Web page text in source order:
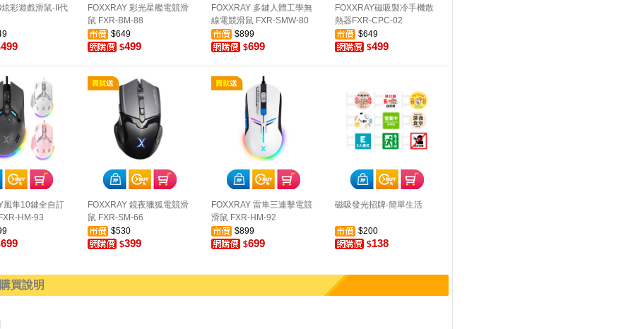
彩遊戲滑鼠-II代
499
FOXXRAY 彩光星艦電競滑
鼠 FXR-BM-88
$649
$499
FOXXRAY 多鍵人體工學無
線電競滑鼠 FXR-SMW-80
$899
$699
FOXXRAY磁吸製冷手機散
熱器FXR-CPC-02
$649
$499
風隼10鍵全自訂
HM-93
699
FOXXRAY 鏡夜獵狐電競滑
鼠 FXR-SM-66
$530
$399
FOXXRAY 雷隼三連擊電競
滑鼠 FXR-HM-92
$899
$699
磁吸發光招牌-簡單生活
$200
$138
購買說明